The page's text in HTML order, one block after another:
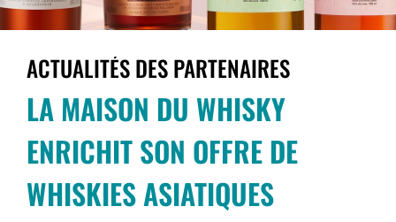
ACTUALITÉS DES PARTENAIRES
LA MAISON DU WHISKY
ENRICHIT SON OFFRE DE
WHISKIES ASIATIQUES